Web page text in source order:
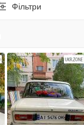
Фільтри